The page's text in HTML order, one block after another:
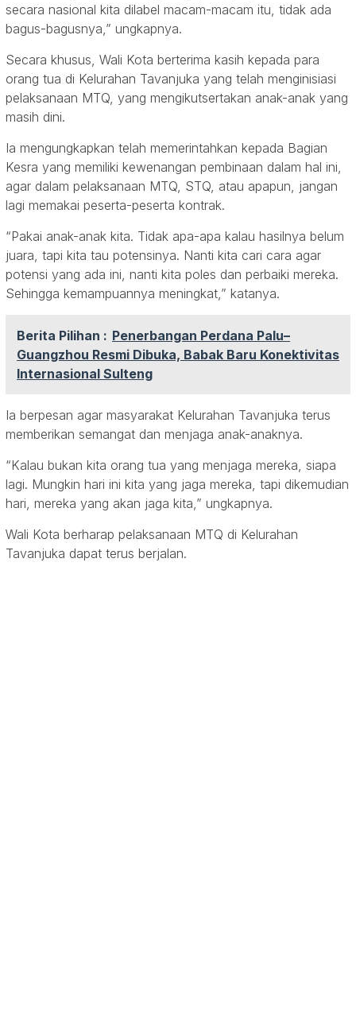
secara nasional kita dilabel macam-macam itu, tidak ada
bagus-bagusnya,” ungkapnya.
Secara khusus, Wali Kota berterima kasih kepada para
orang tua di Kelurahan Tavanjuka yang telah menginisiasi
pelaksanaan MTQ, yang mengikutsertakan anak-anak yang
masih dini.
Ia mengungkapkan telah memerintahkan kepada Bagian
Kesra yang memiliki kewenangan pembinaan dalam hal ini,
agar dalam pelaksanaan MTQ, STQ, atau apapun, jangan
lagi memakai peserta-peserta kontrak.
“Pakai anak-anak kita. Tidak apa-apa kalau hasilnya belum
juara, tapi kita tau potensinya. Nanti kita cari cara agar
potensi yang ada ini, nanti kita poles dan perbaiki mereka.
Sehingga kemampuannya meningkat,” katanya.
Berita Pilihan : Penerbangan Perdana Palu–
Guangzhou Resmi Dibuka, Babak Baru Konektivitas
Internasional Sulteng
Ia berpesan agar masyarakat Kelurahan Tavanjuka terus
memberikan semangat dan menjaga anak-anaknya.
“Kalau bukan kita orang tua yang menjaga mereka, siapa
lagi. Mungkin hari ini kita yang jaga mereka, tapi dikemudian
hari, mereka yang akan jaga kita,” ungkapnya.
Wali Kota berharap pelaksanaan MTQ di Kelurahan
Tavanjuka dapat terus berjalan.